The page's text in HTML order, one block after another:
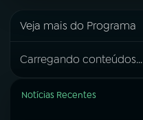
Veja mais do Programa
Carregando conteúdos...
Notícias Recentes